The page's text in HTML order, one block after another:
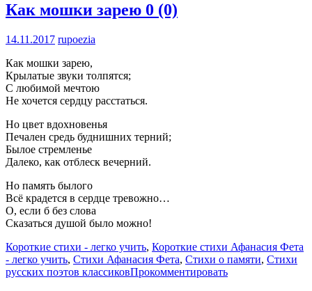
Как мошки зарею 0 (0)
14.11.2017 rupoezia
Как мошки зарею,
Крылатые звуки толпятся;
С любимой мечтою
Не хочется сердцу расстаться.
Но цвет вдохновенья
Печален средь буднишних терний;
Былое стремленье
Далеко, как отблеск вечерний.
Но память былого
Всё крадется в сердце тревожно…
О, если б без слова
Сказаться душой было можно!
Короткие стихи - легко учить, Короткие стихи Афанасия Фета
- легко учить, Стихи Афанасия Фета, Стихи о памяти, Стихи
русских поэтов классиковПрокомментировать